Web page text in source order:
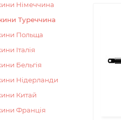
Німеччина
Туреччина
Польща
Італія
Бельгія
Нідерланди
Китай
Францiя
Під